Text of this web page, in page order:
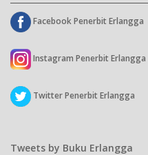
Facebook Penerbit Erlangga
Instagram Penerbit Erlangga
Twitter Penerbit Erlangga
Tweets by Buku Erlangga